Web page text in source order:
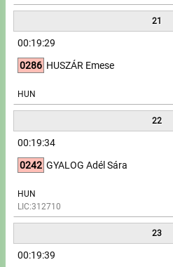
21
00:19:29
0286 HUSZÁR Emese
HUN
22
00:19:34
0242 GYALOG Adél Sára
HUN
LIC:312710
23
00:19:39